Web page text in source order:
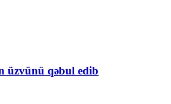
üzvünü qəbul edib